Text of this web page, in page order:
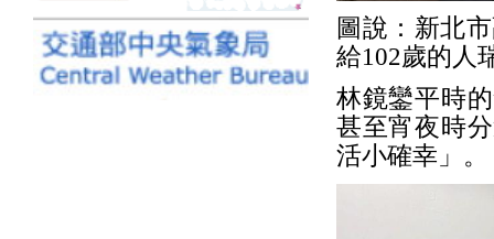
圖說：新北
給102歲的人
林鏡鑾平時
甚至宵夜時
活小確幸」。